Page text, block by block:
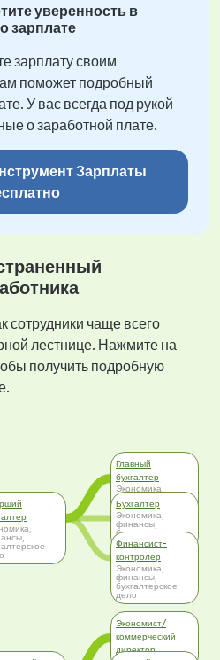
уверенность в
зарплате
зарплату своим
поможет подробный
У вас всегда под рукой
о заработной плате.
Зарплаты
сотрудники чаще всего
лестнице. Нажмите на
получить подробную
Главный
бухгалтер
Экономика,
финансы,
бухгалтерское
дело
Бухгалтер
Экономика,
финансы,
бухгалтерское
дело
Финансист-
контролер
Экономика,
финансы,
бухгалтерское
дело
Экономист/
коммерческий
директор